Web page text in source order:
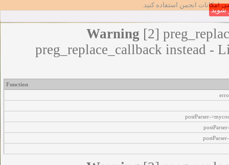
امکانات انجمن استفاده کنید.
Warning [2]
preg_replace_callback instead -
Function
postParser-